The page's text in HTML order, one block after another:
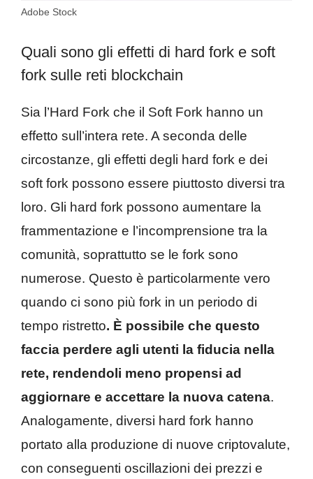
Adobe Stock
Quali sono gli effetti di hard fork e soft
fork sulle reti blockchain
Sia l’Hard Fork che il Soft Fork hanno un
effetto sull’intera rete. A seconda delle
circostanze, gli effetti degli hard fork e dei
soft fork possono essere piuttosto diversi tra
loro. Gli hard fork possono aumentare la
frammentazione e l’incomprensione tra la
comunità, soprattutto se le fork sono
numerose. Questo è particolarmente vero
quando ci sono più fork in un periodo di
tempo ristretto. È possibile che questo
faccia perdere agli utenti la fiducia nella
rete, rendendoli meno propensi ad
aggiornare e accettare la nuova catena.
Analogamente, diversi hard fork hanno
portato alla produzione di nuove criptovalute,
con conseguenti oscillazioni dei prezzi e